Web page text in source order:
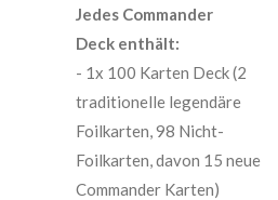
Jedes Commander
Deck enthält:
- 1x 100 Karten Deck (2
traditionelle legendäre
Foilkarten, 98 Nicht-
Foilkarten, davon 15 neue
Commander Karten)